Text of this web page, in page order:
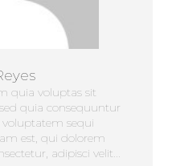
quia voluptas sit
quia consequuntur
sequi
est, qui dolorem
adipisci velit...